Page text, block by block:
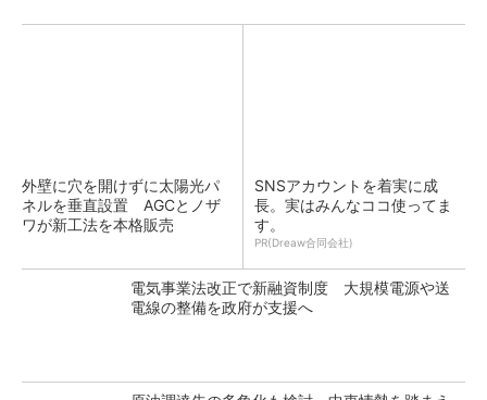
外壁に穴を開けずに太陽光パ
ネルを垂直設置 AGCとノザ
ワが新工法を本格販売
SNSアカウントを着実に成
長。実はみんなココ使ってま
す。
PR(Dreaw合同会社)
電気事業法改正で新融資制度 大規模電源や送
電線の整備を政府が支援へ